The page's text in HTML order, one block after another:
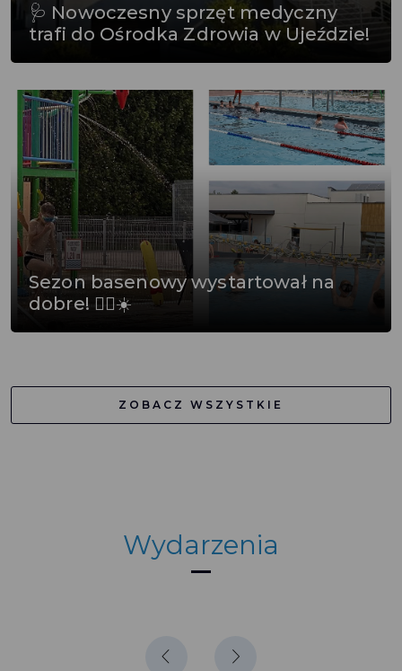
🩺 Nowoczesny sprzęt medyczny
trafi do Ośrodka Zdrowia w Ujeździe!
Sezon basenowy wystartował na
dobre! 🏊‍♂️☀️
ZOBACZ WSZYSTKIE
Wydarzenia